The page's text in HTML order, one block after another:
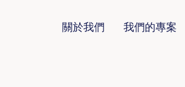
關於我們 我們的專案